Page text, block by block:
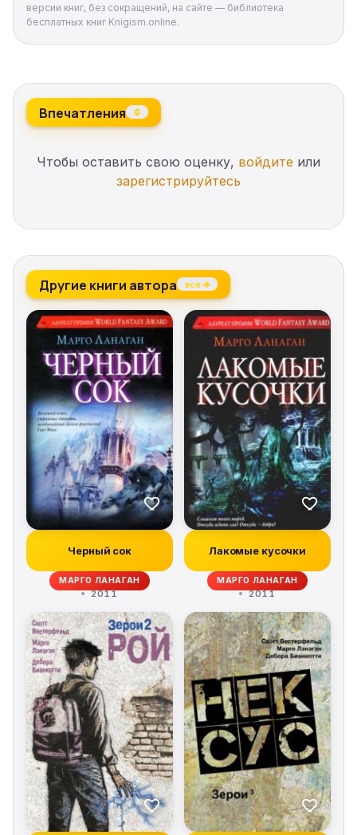
версии книг, без сокращений, на сайте — библиотека
бесплатных книг Knigism.online.
Впечатления 0
Чтобы оставить свою оценку, войдите или
зарегистрируйтесь
Другие книги автора все →
Черный сок
МАРГО ЛАНАГАН
2011
Лакомые кусочки
МАРГО ЛАНАГАН
2011